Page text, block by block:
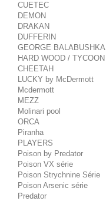
CUETEC
DEMON
DRAKAN
DUFFERIN
GEORGE BALABUSHKA
HARD WOOD / TYCOON
CHEETAH
LUCKY by McDermott
Mcdermott
MEZZ
Molinari pool
ORCA
Piranha
PLAYERS
Poison by Predator
Poison VX série
Poison Strychnine Série
Poison Arsenic série
Predator